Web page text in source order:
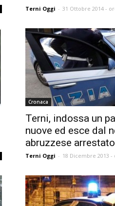
Terni Oggi - 31 Ottobre 2014 -
Cronaca
Terni, indossa un
nuove ed esce dal
abruzzese
Terni Oggi - 18 Dicembre 2013 -